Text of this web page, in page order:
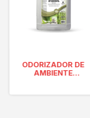
ODORIZADOR DE
AMBIENTE